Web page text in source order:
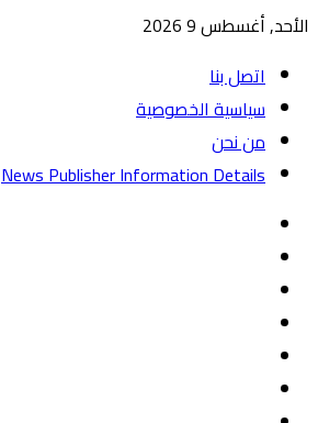
الأحد, أغسطس 9 2026
اتصل بنا
سياسية الخصوصية
من نحن
News Publisher Information Details